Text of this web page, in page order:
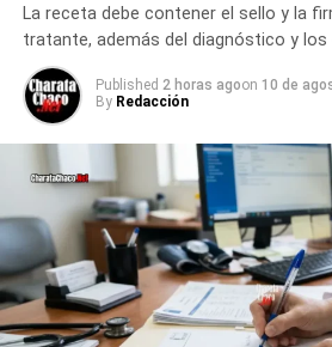
Más noticias de Charataen
interés en los comercios
Realizar un pago con QR desde
ingresa a la aplicación, se
con acreditación inmediata.
Cómo acceder a
Quienes ya cuentan conTarjeta
de forma rápida a través de
telefónica, llamando al 0800-888-
La receta debe contener el sello y la
tratante, además del diagnóstico y
Published 2 horas agoon 10 de
By Redacción